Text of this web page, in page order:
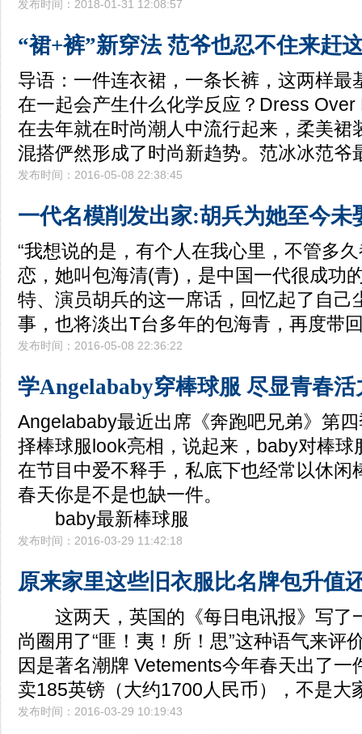
发布时间：2018-01-31 12:08:57
“裙+裤”新穿法 范爷也忍不住来赶
导语：一件连衣裙，一条长裤，这两样最
在一起会产生什么化学反应？Dress Over
在去年就在时尚潮人中流行起来，柔美裙
混搭俨然形成了时尚新趋势。范冰冰范爷
发布时间：2016-05-08 22:38:45
一代名模削发出家:胡兵为她至今未
“我想说的是，有个人在我心里，不管多
恋，她叫包海清(青)，是中国一代很成功
特、演员胡兵的这一席话，回忆起了自己
事，也将淡出T台多年的包海青，再度带
发布时间：2016-05-08 22:36:22
学Angelababy穿棒球服 尽显青春活
Angelababy最近出席《奔跑吧兄弟》第
择棒球服look亮相，说起来，baby对棒球
在节目中爱不释手，私底下也经常以休闲
春天你是不是也缺一件。
baby最新棒球服
发布时间：2016-03-29 11:42:18
原来家里这些旧衣服比名牌包升值
这两天，英国的《每日电讯报》写了
尚圈用了“匪！夷！所！思”这种语气来
因是著名潮牌 Vetements今年春天出了一
卖185英镑（大约1700人民币），不是大
发布时间：2016-03-29 10:19:43